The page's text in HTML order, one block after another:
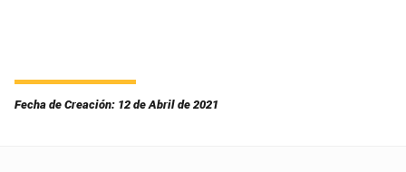
Fecha de Creación: 12 de Abril de 2021